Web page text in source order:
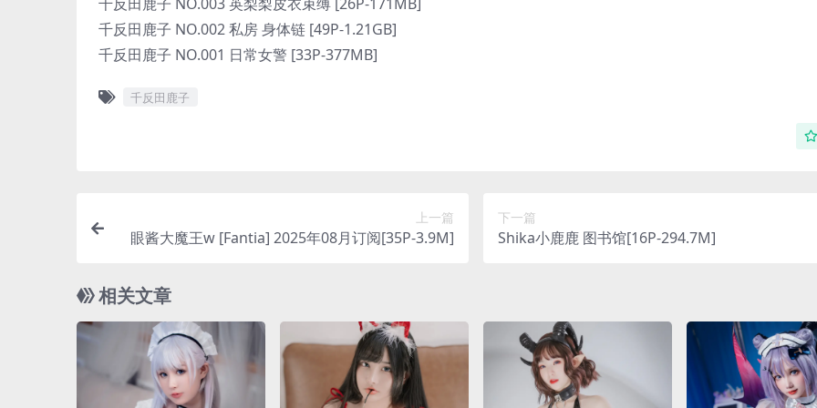
千反田鹿子 NO.002 私房 身体链 [49P-1.21GB]
千反田鹿子 NO.001 日常女警 [33P-377MB]
千反田鹿子
上一篇
眼酱大魔王w [Fantia] 2025年08月订阅[35P-3.9M]
下一篇
Shika小鹿鹿 图书馆[16P-294.7M]
相关文章